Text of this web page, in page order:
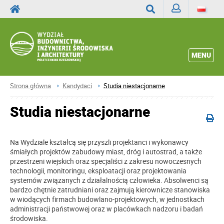
MENU
Strona główna Kandydaci Studia niestacjonarne
Studia niestacjonarne
Na Wydziale kształcą się przyszli projektanci i wykonawcy
śmiałych projektów zabudowy miast, dróg i autostrad, a także
przestrzeni wiejskich oraz specjaliści z zakresu nowoczesnych
technologii, monitoringu, eksploatacji oraz projektowania
systemów związanych z działalnością człowieka. Absolwenci są
bardzo chętnie zatrudniani oraz zajmują kierownicze stanowiska
w wiodących firmach budowlano-projektowych, w jednostkach
administracji państwowej oraz w placówkach nadzoru i badań
środowiska.